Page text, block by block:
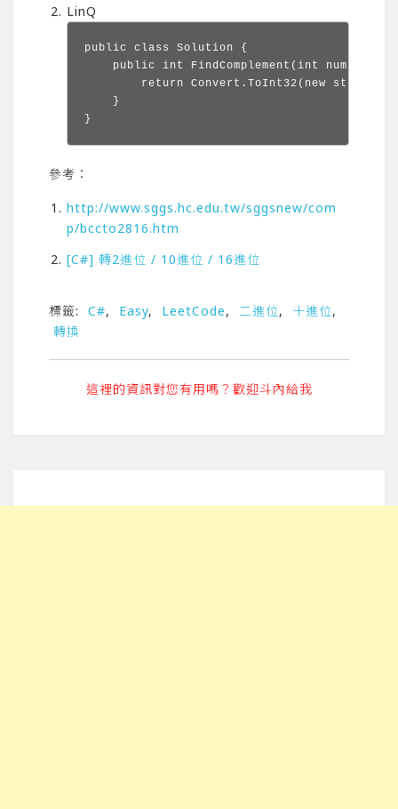
LinQ
public class Solution {
    public int FindComplement(int num) {
return Convert.ToInt32(new
    }
}
參考：
http://www.sggs.hc.edu.tw/sggsnew/com
p/bccto2816.htm
[C#] 轉2進位 / 10進位 / 16進位
標籤: C#, Easy, LeetCode, 二進位, 十進位,
轉換
這裡的資訊對您有用嗎？歡迎斗內給我